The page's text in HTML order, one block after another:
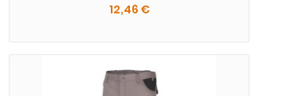
12,46 €